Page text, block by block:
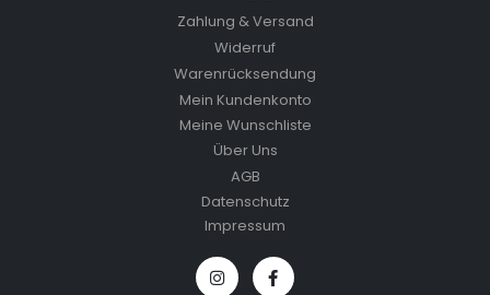
Zahlung & Versand
Widerruf
Warenrücksendung
Mein Kundenkonto
Meine Wunschliste
Über Uns
AGB
Datenschutz
Impressum